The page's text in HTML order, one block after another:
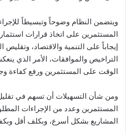
ويتضمن النظام وضوحاً وتبسيطاً
المستثمرين على اتخاذ قرارات
إيجاباً على التنمية والاقتصاد، وتقليص
التراخيص والموافقات، الأمر الذي
الوقت على المستثمرين ورفع كفاءة
ومن شأن التسهيلات أن تسهم في
المستثمرين وعدد من الإجراءات
المشاريع بشكل أسرع، وبكلف أقل